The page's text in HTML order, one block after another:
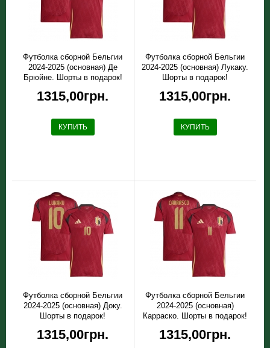
Футболка сборной Бельгии
2024-2025 (основная) Де
Брюйне. Шорты в подарок!
1315,00грн.
КУПИТЬ
Футболка сборной Бельгии
2024-2025 (основная) Лукаку.
Шорты в подарок!
1315,00грн.
КУПИТЬ
Футболка сборной Бельгии
2024-2025 (основная) Доку.
Шорты в подарок!
1315,00грн.
Футболка сборной Бельгии
2024-2025 (основная)
Карраско. Шорты в подарок!
1315,00грн.